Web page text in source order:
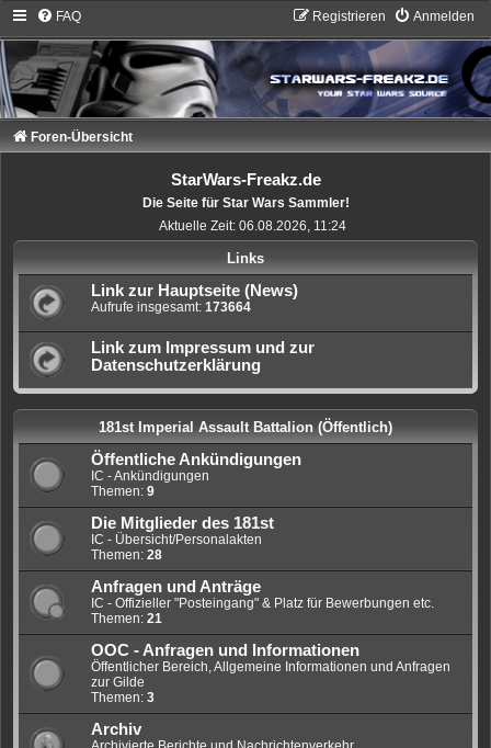
FAQ Anmelden
Registrieren
Foren-Übersicht
StarWars-Freakz.de
Die Seite für Star Wars Sammler!
Aktuelle Zeit: 06.08.2026, 11:24
Links
Link zur Hauptseite (News)
Aufrufe insgesamt: 173664
Link zum Impressum und zur
Datenschutzerklärung
181st Imperial Assault Battalion (Öffentlich)
Öffentliche Ankündigungen
IC - Ankündigungen
Themen: 9
Die Mitglieder des 181st
IC - Übersicht/Personalakten
Themen: 28
Anfragen und Anträge
IC - Offizieller "Posteingang" & Platz für Bewerbungen etc.
Themen: 21
OOC - Anfragen und Informationen
Öffentlicher Bereich, Allgemeine Informationen und Anfragen
zur Gilde
Themen: 3
Archiv